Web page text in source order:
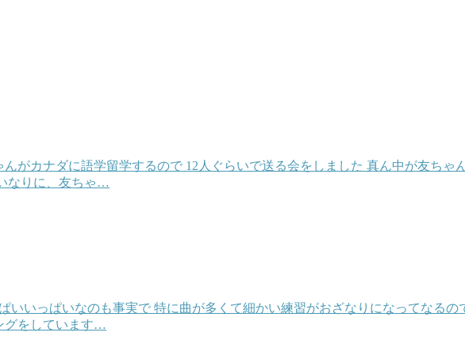
がカナダに語学留学するので 12人ぐらいで送る会をしました 真ん中が友ち
なりに、友ちゃ…
いいっぱいなのも事実で 特に曲が多くて細かい練習がおざなりになってなる
グをしています…